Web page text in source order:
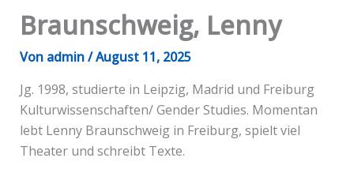
Braunschweig, Lenny
Von admin/August 11, 2025
Jg. 1998, studierte in Leipzig, Madrid und Freiburg
Kulturwissenschaften/ Gender Studies. Momentan
lebt Lenny Braunschweig in Freiburg, spielt viel
Theater und schreibt Texte.